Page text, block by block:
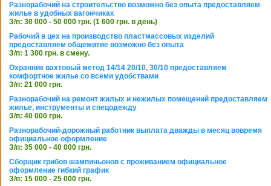
Разнорабочий на строительство возможно без опыта предоставляем
жилье в удобных вагончиках
З/п: 30 000 - 50 000 грн. (1 600 грн. в день)
Рабочий в цех на производство пластмассовых изделий
предоставляем общежитие возможно без опыта
З/п: 1 300 грн. в смену.
Охранник вахтовый метод 14/14 20/10, 30/10 предоставляем
комфортное жилье со всеми удобствами
З/п: 21 000 грн.
Разнорабочий на ремонт жилых и нежилых помещений предоставляем
жилье, инструменты и спецодежду
З/п: 40 000 грн.
Разнорабочий-дорожный работник выплата дважды в месяц вовремя
официальное оформление
З/п: 35 000 - 40 000 грн.
Сборщик грибов шампиньонов с проживанием официальное
оформление гибкий график
З/п: 15 000 - 25 000 грн.